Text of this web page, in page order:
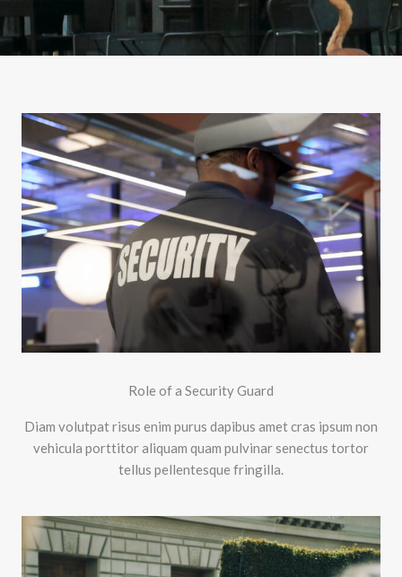
Role of a Security Guard
Diam volutpat risus enim purus dapibus amet cras ipsum non
vehicula porttitor aliquam quam pulvinar senectus tortor
tellus pellentesque fringilla.